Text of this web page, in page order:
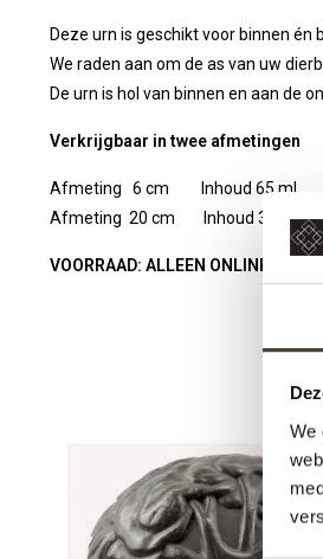
We
Deze urn is geschikt voor binnen én
We raden aan om de as van uw
De urn is hol van binnen en aan de
Verkrijgbaar in twee afmetingen
Afmeting 6 cm Inhoud 65
Afmeting 20 cm Inhoud 3000
VOORRAAD: ALLEEN ONLINE OP